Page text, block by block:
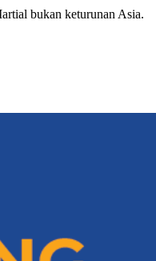
bukan keturunan Asia.